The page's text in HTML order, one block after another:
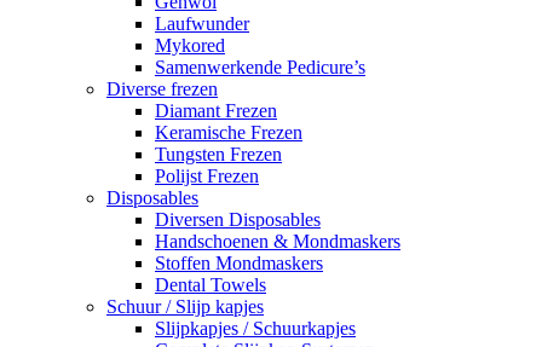
Laufwunder
Mykored
Samenwerkende Pedicure’s
Diverse frezen
Diamant Frezen
Keramische Frezen
Tungsten Frezen
Polijst Frezen
Disposables
Diversen Disposables
Handschoenen & Mondmaskers
Stoffen Mondmaskers
Dental Towels
Schuur / Slijp kapjes
Slijpkapjes / Schuurkapjes